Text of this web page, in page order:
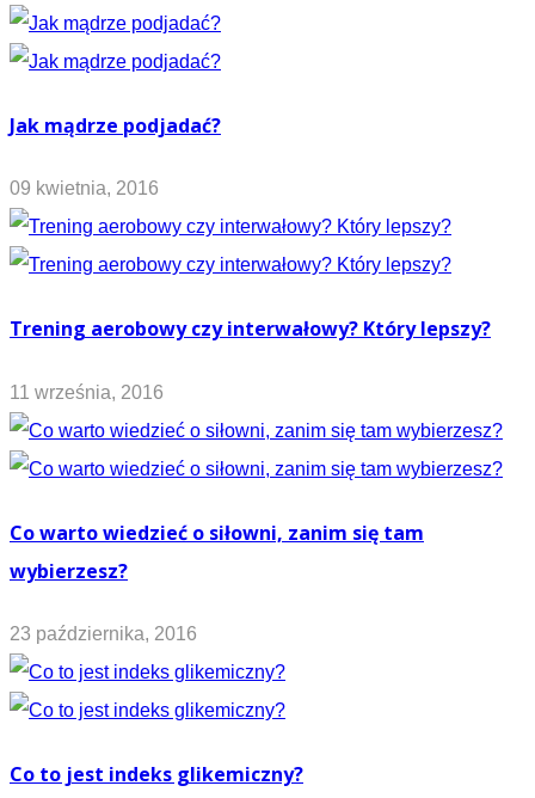
Jak mądrze podjadać?
09 kwietnia, 2016
Trening aerobowy czy interwałowy? Który lepszy?
11 września, 2016
Co warto wiedzieć o siłowni, zanim się tam
wybierzesz?
23 października, 2016
Co to jest indeks glikemiczny?